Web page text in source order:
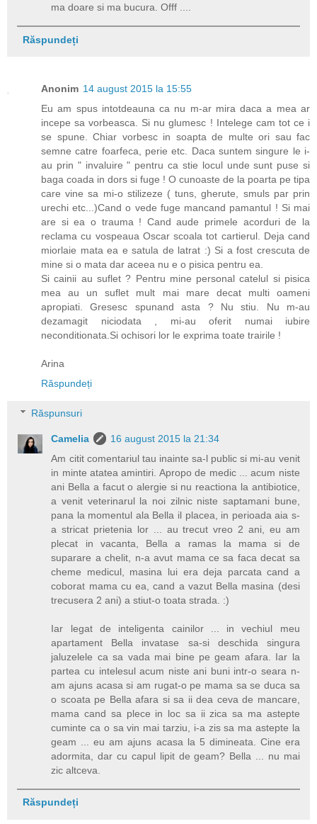
ma doare si ma bucura. Offf ....
Răspundeți
Anonim 14 august 2015 la 15:55
Eu am spus intotdeauna ca nu m-ar mira daca a mea ar
incepe sa vorbeasca. Si nu glumesc ! Intelege cam tot ce i
se spune. Chiar vorbesc in soapta de multe ori sau fac
semne catre foarfeca, perie etc. Daca suntem singure le i-
au prin " invaluire " pentru ca stie locul unde sunt puse si
baga coada in dors si fuge ! O cunoaste de la poarta pe tipa
care vine sa mi-o stilizeze ( tuns, gherute, smuls par prin
urechi etc...)Cand o vede fuge mancand pamantul ! Si mai
are si ea o trauma ! Cand aude primele acorduri de la
reclama cu vospeaua Oscar scoala tot cartierul. Deja cand
miorlaie mata ea e satula de latrat :) Si a fost crescuta de
mine si o mata dar aceea nu e o pisica pentru ea.
Si cainii au suflet ? Pentru mine personal catelul si pisica
mea au un suflet mult mai mare decat multi oameni
apropiati. Gresesc spunand asta ? Nu stiu. Nu m-au
dezamagit niciodata , mi-au oferit numai iubire
neconditionata.Si ochisori lor le exprima toate trairile !
Arina
Răspundeți
Răspunsuri
Camelia
16 august 2015 la 21:34
Am citit comentariul tau inainte sa-l public si mi-au venit
in minte atatea amintiri. Apropo de medic ... acum niste
ani Bella a facut o alergie si nu reactiona la antibiotice,
a venit veterinarul la noi zilnic niste saptamani bune,
pana la momentul ala Bella il placea, in perioada aia s-
a stricat prietenia lor ... au trecut vreo 2 ani, eu am
plecat in vacanta, Bella a ramas la mama si de
suparare a chelit, n-a avut mama ce sa faca decat sa
cheme medicul, masina lui era deja parcata cand a
coborat mama cu ea, cand a vazut Bella masina (desi
trecusera 2 ani) a stiut-o toata strada. :)
Iar legat de inteligenta cainilor ... in vechiul meu
apartament Bella invatase sa-si deschida singura
jaluzelele ca sa vada mai bine pe geam afara. Iar la
partea cu intelesul acum niste ani buni intr-o seara n-
am ajuns acasa si am rugat-o pe mama sa se duca sa
o scoata pe Bella afara si sa ii dea ceva de mancare,
mama cand sa plece in loc sa ii zica sa ma astepte
cuminte ca o sa vin mai tarziu, i-a zis sa ma astepte la
geam ... eu am ajuns acasa la 5 dimineata. Cine era
adormita, dar cu capul lipit de geam? Bella ... nu mai
zic altceva.
Răspundeți